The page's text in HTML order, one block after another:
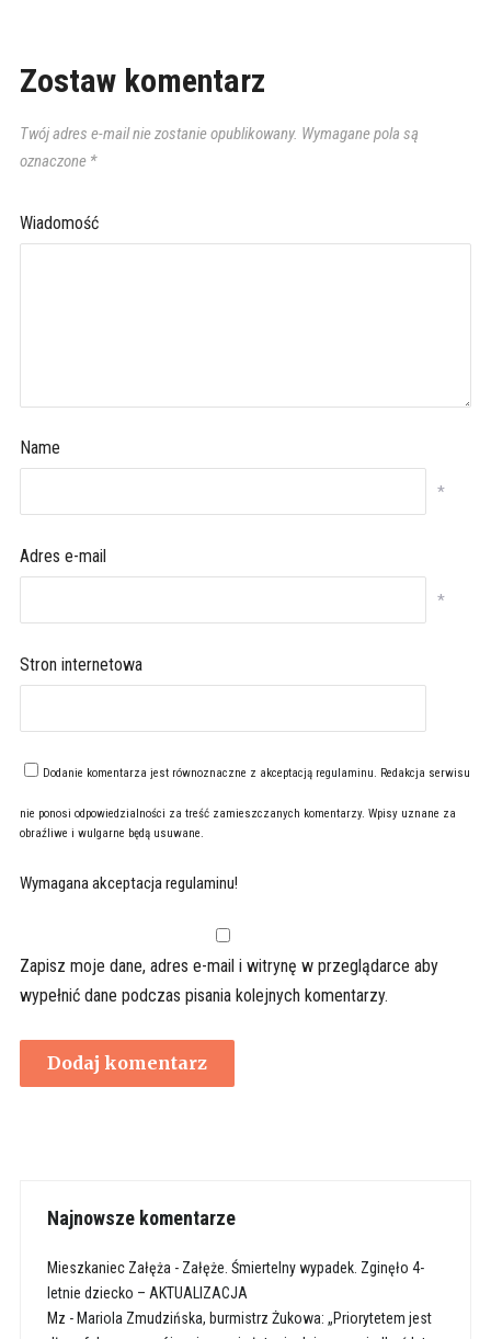
Zostaw komentarz
Twój adres e-mail nie zostanie opublikowany. Wymagane pola są
oznaczone *
Wiadomość
Name
*
Adres e-mail
*
Stron internetowa
Dodanie komentarza jest równoznaczne z akceptacją regulaminu. Redakcja serwisu
nie ponosi odpowiedzialności za treść zamieszczanych komentarzy. Wpisy uznane za
obraźliwe i wulgarne będą usuwane.
Wymagana akceptacja regulaminu!
Zapisz moje dane, adres e-mail i witrynę w przeglądarce aby
wypełnić dane podczas pisania kolejnych komentarzy.
Najnowsze komentarze
Mieszkaniec Załęża - Załęże. Śmiertelny wypadek. Zginęło 4-
letnie dziecko – AKTUALIZACJA
Mz - Mariola Zmudzińska, burmistrz Żukowa: „Priorytetem jest